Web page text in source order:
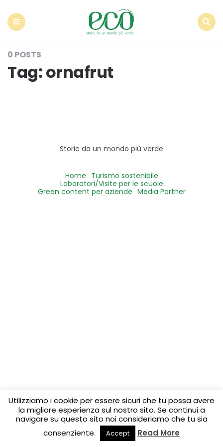
0 POSTS
Tag:ornafrut
Storie da un mondo più verde
Home Turismo sostenibile
Laboratori/Visite per le scuole
Green content per aziende Media Partner
Utilizziamo i cookie per essere sicuri che tu possa avere
la migliore esperienza sul nostro sito. Se continui a
navigare su questo sito noi consideriamo che tu sia
consenziente.
Accept Read More